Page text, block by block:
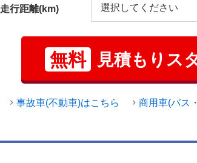
走行距離(km)
無料 見積もりス
事故車(不動車)はこちら 商用車(バス